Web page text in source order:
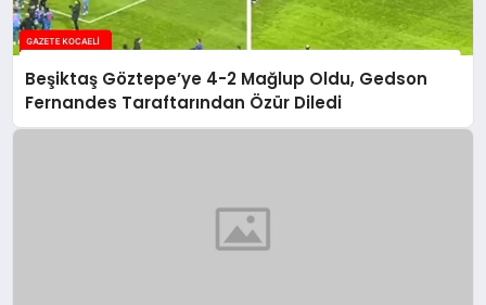
Beşiktaş Göztepe’ye 4-2 Mağlup Oldu, Gedson
Fernandes Taraftarından Özür Diledi